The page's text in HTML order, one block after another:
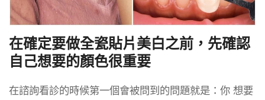
在確定要做全瓷貼片美白之前，先確認
自己想要的顏色很重要
在諮詢看診的時候第一個會被問到的問題就是：你 想要